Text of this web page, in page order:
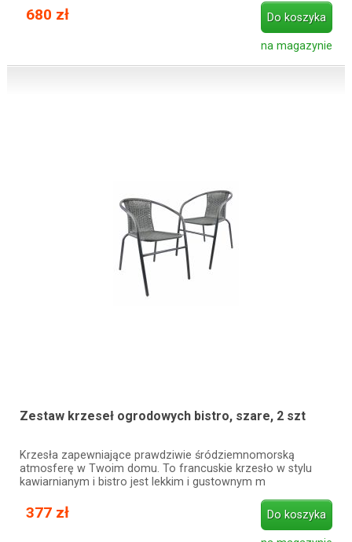
680 zł Do koszyka
na magazynie
Zestaw krzeseł ogrodowych bistro, szare, 2 szt
Krzesła zapewniające prawdziwie śródziemnomorską
atmosferę w Twoim domu. To francuskie krzesło w stylu
kawiarnianym i bistro jest lekkim i gustownym m
377 zł Do koszyka